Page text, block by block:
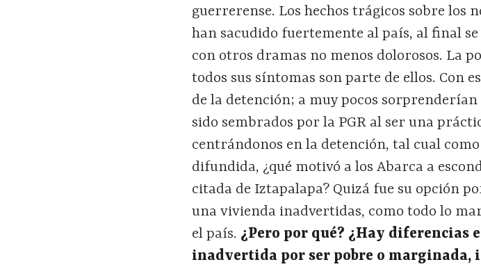
guerrerense. Los hechos trágicos sobre los
han sacudido fuertemente al país, al final
con otros dramas no menos dolorosos. La
todos sus síntomas son parte de ellos. Con
de la detención; a muy pocos
sido sembrados por la PGR al ser una
centrándonos en la detención, tal cual
difundida, ¿qué motivó a los Abarca a
citada de Iztapalapa? Quizá fue su opción
una vivienda inadvertidas, como todo lo
el país. ¿Pero por qué? ¿Hay diferencias
inadvertida por ser pobre o marginada,